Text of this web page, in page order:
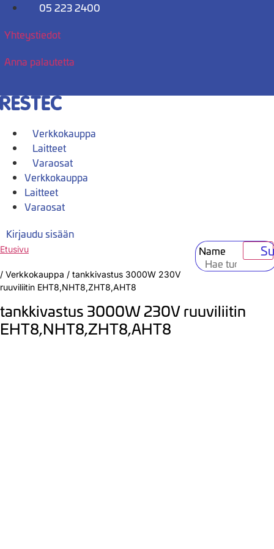
Mene
05 223 2400
Yhteystiedot
Anna palautetta
Verkkokauppa
Laitteet
Varaosat
Verkkokauppa
Laitteet
Varaosat
Kirjaudu sisään
Name
Etusivu
/ Verkkokauppa / tankkivastus 3000W 230V
ruuviliitin EHT8,NHT8,ZHT8,AHT8
tankkivastus 3000W 230V ruuviliitin
EHT8,NHT8,ZHT8,AHT8